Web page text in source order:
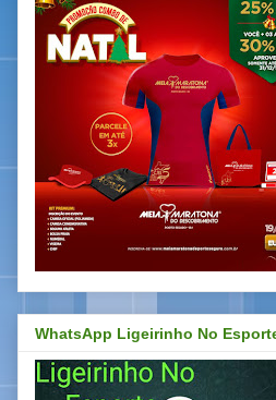
WhatsApp Ligeirinho No